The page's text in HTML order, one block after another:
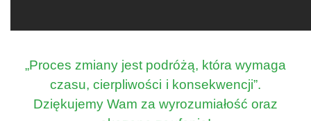
„Proces zmiany jest podróżą, która wymaga
czasu, cierpliwości i konsekwencji”.
Dziękujemy Wam za wyrozumiałość oraz